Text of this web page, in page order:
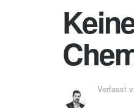
Verfasst